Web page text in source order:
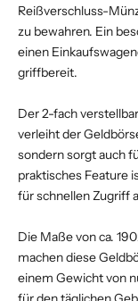
Reißverschluss-
zu bewahren. Ein
einen
griffbereit.
Der 2-fach
verleiht der
sondern sorgt auch
praktisches Feature
für schnellen Zugriff
Die Maße von ca.
machen diese
einem Gewicht von